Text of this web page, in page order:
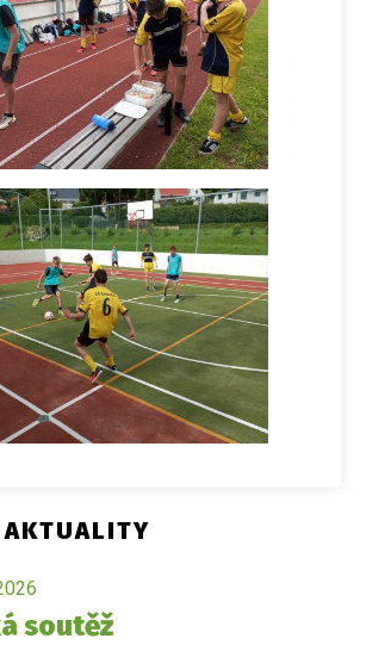
AKTUALITY
soutěž